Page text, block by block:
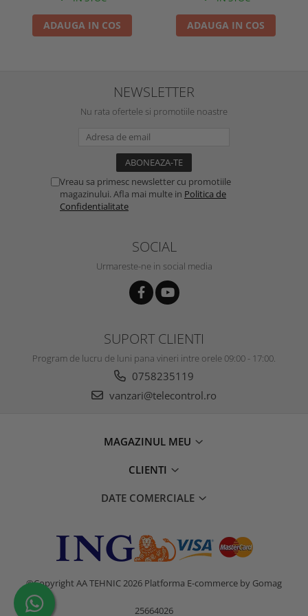
ADAUGA IN COS ADAUGA IN COS
NEWSLETTER
Nu rata ofertele si promotiile noastre
Vreau sa primesc newsletter cu promotiile
magazinului. Afla mai multe in Politica de
Confidentialitate
SOCIAL
Urmareste-ne in social media
SUPORT CLIENTI
Program de lucru de luni pana vineri intre orele 09:00 - 17:00.
0758235119
vanzari@telecontrol.ro
MAGAZINUL MEU
CLIENTI
DATE COMERCIALE
©Copyright AA TEHNIC 2026 Platforma E-commerce by Gomag
25664026